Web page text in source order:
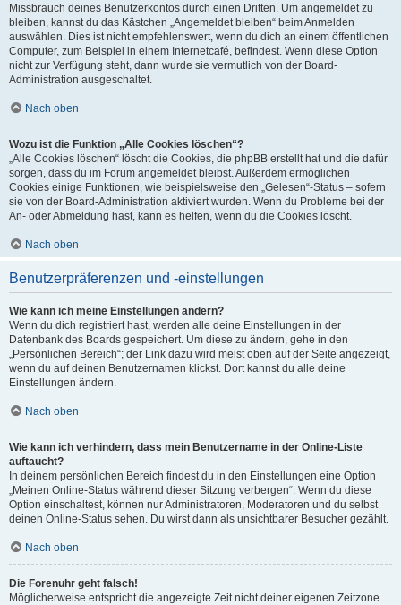
Missbrauch deines Benutzerkontos durch einen Dritten. Um angemeldet zu
bleiben, kannst du das Kästchen „Angemeldet bleiben“ beim Anmelden
auswählen. Dies ist nicht empfehlenswert, wenn du dich an einem öffentlichen
Computer, zum Beispiel in einem Internetcafé, befindest. Wenn diese Option
nicht zur Verfügung steht, dann wurde sie vermutlich von der Board-
Administration ausgeschaltet.
Nach oben
Wozu ist die Funktion „Alle Cookies löschen“?
„Alle Cookies löschen“ löscht die Cookies, die phpBB erstellt hat und die dafür
sorgen, dass du im Forum angemeldet bleibst. Außerdem ermöglichen
Cookies einige Funktionen, wie beispielsweise den „Gelesen“-Status – sofern
sie von der Board-Administration aktiviert wurden. Wenn du Probleme bei der
An- oder Abmeldung hast, kann es helfen, wenn du die Cookies löscht.
Nach oben
Benutzerpräferenzen und -einstellungen
Wie kann ich meine Einstellungen ändern?
Wenn du dich registriert hast, werden alle deine Einstellungen in der
Datenbank des Boards gespeichert. Um diese zu ändern, gehe in den
„Persönlichen Bereich“; der Link dazu wird meist oben auf der Seite angezeigt,
wenn du auf deinen Benutzernamen klickst. Dort kannst du alle deine
Einstellungen ändern.
Nach oben
Wie kann ich verhindern, dass mein Benutzername in der Online-Liste
auftaucht?
In deinem persönlichen Bereich findest du in den Einstellungen eine Option
„Meinen Online-Status während dieser Sitzung verbergen“. Wenn du diese
Option einschaltest, können nur Administratoren, Moderatoren und du selbst
deinen Online-Status sehen. Du wirst dann als unsichtbarer Besucher gezählt.
Nach oben
Die Forenuhr geht falsch!
Möglicherweise entspricht die angezeigte Zeit nicht deiner eigenen Zeitzone.